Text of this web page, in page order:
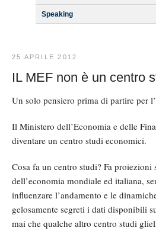
Speaking
25 APRILE 2012
IL MEF non è un centro
Un solo pensiero prima di partire per
Il Ministero dell’Economia e delle
diventare un centro studi economici.
Cosa fa un centro studi? Fa proiezioni
dell’economia mondiale ed italiana,
influenzare l’andamento e le
gelosamente segreti i dati disponibili
mai che qualche altro centro studi